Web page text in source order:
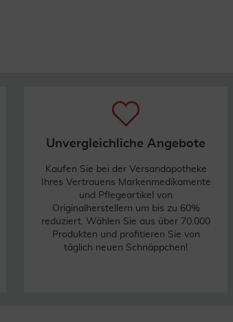
Unvergleichliche Angebote
Kaufen Sie bei der Versandapotheke
Ihres Vertrauens Markenmedikamente
und Pflegeartikel von
Originalherstellern um bis zu 60%
reduziert. Wählen Sie aus über 70.000
Produkten und profitieren Sie von
täglich neuen Schnäppchen!